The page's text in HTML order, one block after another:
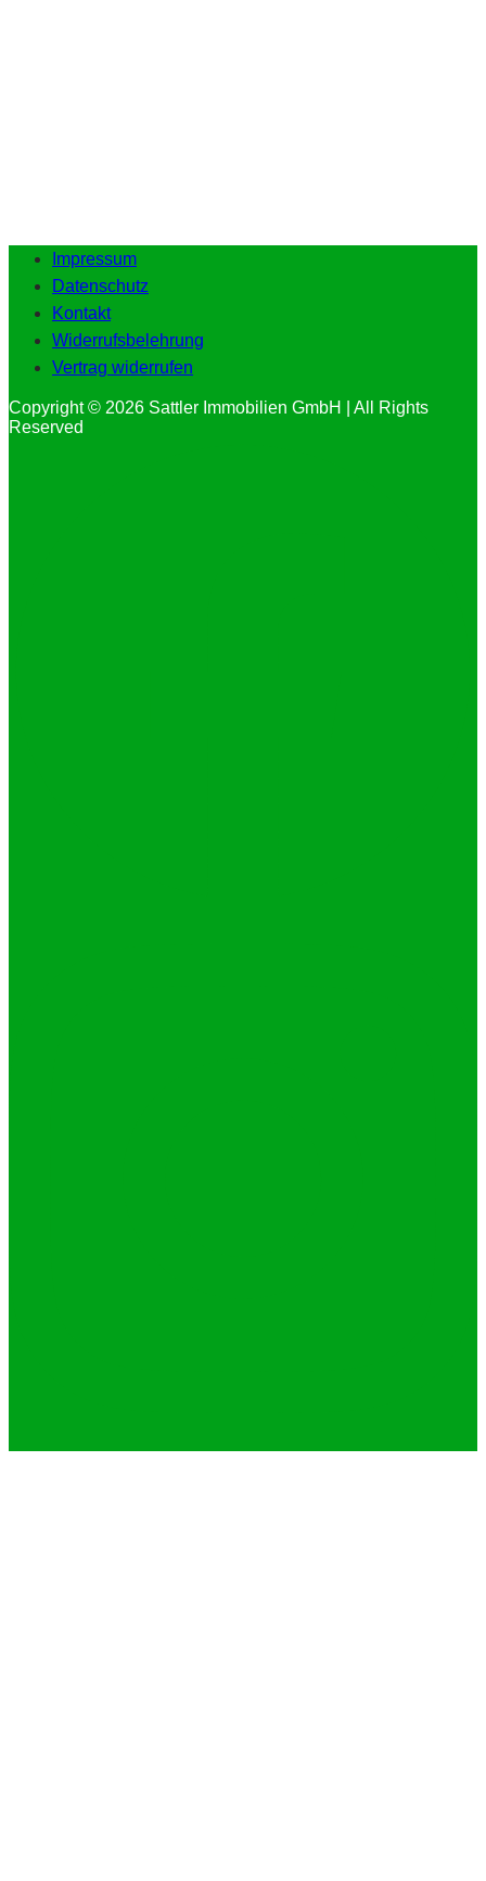
Impressum
Datenschutz
Kontakt
Widerrufsbelehrung
Vertrag widerrufen
Copyright © 2026 Sattler Immobilien GmbH | All Rights
Reserved